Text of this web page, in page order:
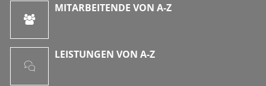
MITARBEITENDE VON A-Z
LEISTUNGEN VON A-Z